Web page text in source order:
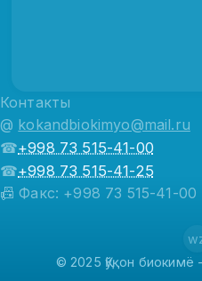
Контакты
@ kokandbiokimyo@mail.ru
☎+998 73 515-41-00
☎+998 73 515-41-25
📠 Факс: +998 73 515-41-00
© 2025 Қўқон